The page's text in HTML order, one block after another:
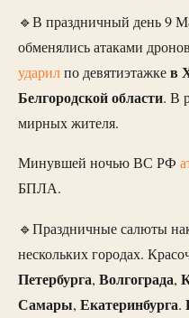
🔹В праздничный день 9
обменялись атаками
ударилпо девятиэтажкев
Белгородской области. В
мирных жителя.
Минувшей ночью ВС РФ
БПЛА.
🔹Праздничные салюты
нескольких городах.
Петербурга, Волгограда,
Самары, Екатеринбурга.